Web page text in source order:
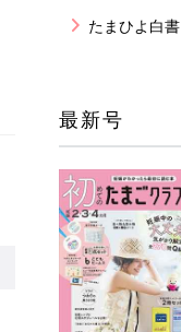
たまひよ白書
最新号